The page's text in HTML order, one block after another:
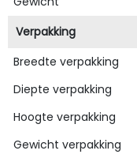
Verpakking
Breedte verpakking
Diepte verpakking
Hoogte verpakking
Gewicht verpakking